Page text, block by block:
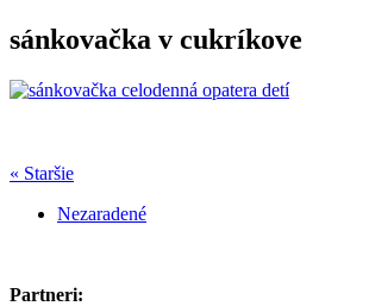
sánkovačka v cukríkove
« Staršie
Nezaradené
Partneri: